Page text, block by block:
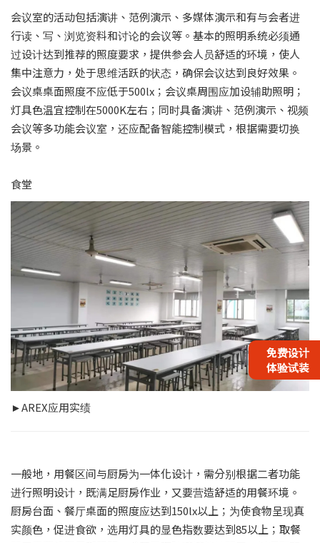
会议室的活动包括演讲、范例演示、多媒体演示和有与会者进
行读、写、浏览资料和讨论的会议等。基本的照明系统必须通
过设计达到推荐的照度要求，提供参会人员舒适的环境，使人
集中注意力，处于思维活跃的状态，确保会议达到良好效果。
会议桌桌面照度不应低于500lx；会议桌周围应加设辅助照明；
灯具色温宜控制在5000K左右；同时具备演讲、范例演示、视频
会议等多功能会议室，还应配备智能控制模式，根据需要切换
场景。
食堂
►AREX应用实绩
一般地，用餐区间与厨房为一体化设计，需分别根据二者功能
进行照明设计，既满足厨房作业，又要营造舒适的用餐环境。
厨房台面、餐厅桌面的照度应达到150lx以上；为使食物呈现真
实颜色，促进食欲，选用灯具的显色指数要达到85以上；取餐
免费设计
体验试装